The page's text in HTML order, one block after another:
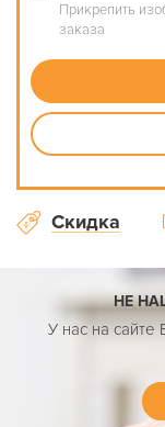
Прикрепить
заказа
Скидка
НЕ
У нас на сайте